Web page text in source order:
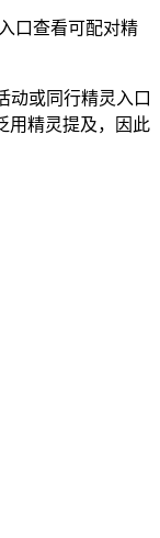
口查看可配对精
动或同行精灵入口
用精灵提及，因此